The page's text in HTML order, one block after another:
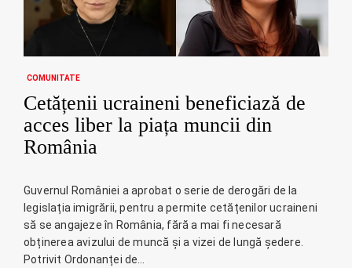
COMUNITATE
Cetățenii ucraineni beneficiază de
acces liber la piața muncii din
România
Guvernul României a aprobat o serie de derogări de la
legislația imigrării, pentru a permite cetățenilor ucraineni
să se angajeze în România, fără a mai fi necesară
obținerea avizului de muncă și a vizei de lungă ședere.
Potrivit Ordonanței de…